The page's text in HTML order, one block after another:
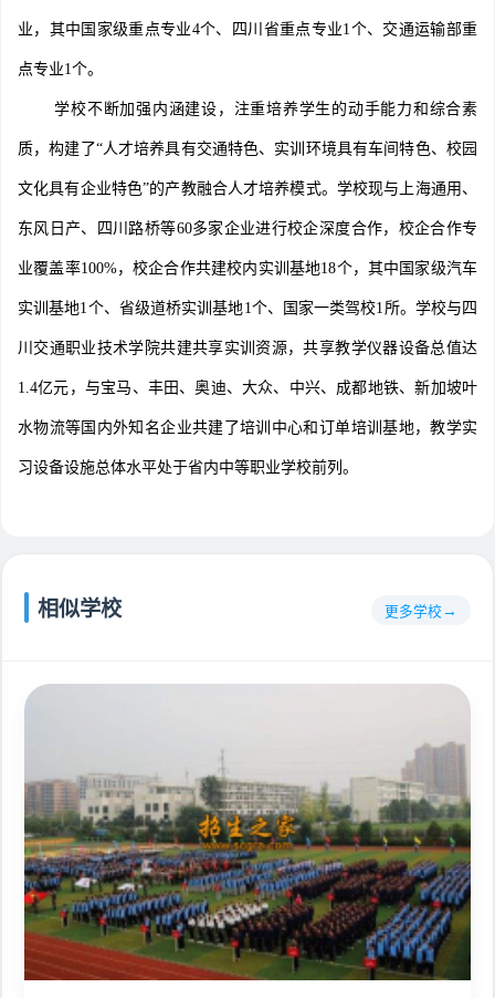
业，其中国家级重点专业4个、四川省重点专业1个、交通运输部重
点专业1个。
学校不断加强内涵建设，注重培养学生的动手能力和综合素
质，构建了“人才培养具有交通特色、实训环境具有车间特色、校园
文化具有企业特色”的产教融合人才培养模式。学校现与上海通用、
东风日产、四川路桥等60多家企业进行校企深度合作，校企合作专
业覆盖率100%，校企合作共建校内实训基地18个，其中国家级汽车
实训基地1个、省级道桥实训基地1个、国家一类驾校1所。学校与四
川交通职业技术学院共建共享实训资源，共享教学仪器设备总值达
1.4亿元，与宝马、丰田、奥迪、大众、中兴、成都地铁、新加坡叶
水物流等国内外知名企业共建了培训中心和订单培训基地，教学实
习设备设施总体水平处于省内中等职业学校前列。
相似学校 更多学校